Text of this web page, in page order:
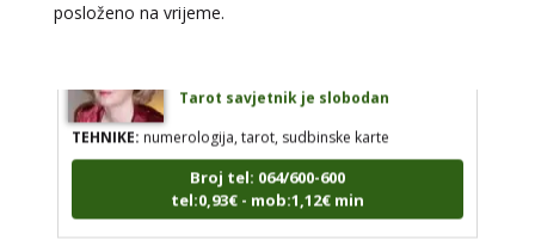
posloženo na vrijeme.
TEHNIKE:numerologija, tarot, sudbinske karte
Broj tel: 064/600-600
tel:0,93€ - mob:1,12€ min